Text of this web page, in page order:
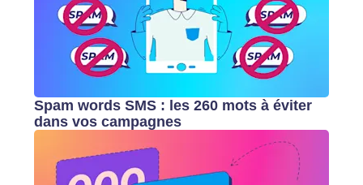
Spam words SMS : les 260 mots à éviter
dans vos campagnes